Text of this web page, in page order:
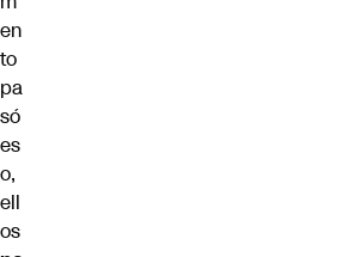
en
to
pa
só
es
o,
ell
os